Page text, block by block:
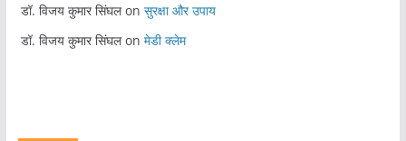
डॉ. विजय कुमार सिंघलon सुरक्षा और उपाय
डॉ. विजय कुमार सिंघलon मेडी क्लेम